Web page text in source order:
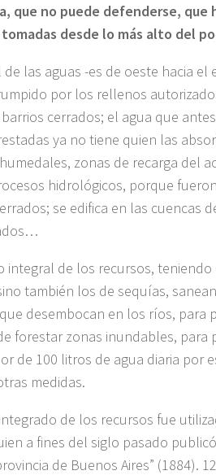
que no puede defenderse, que
desde lo más alto del
las aguas -es de oeste hacia el
por los rellenos
cerrados; el agua que
ya no tiene quien las
zonas de recarga del
hidrológicos, porque
se edifica en las cuencas
integral de los recursos,
también los de sequías,
desembocan en los ríos, para
forestar zonas inundables,
de 100 litros de agua diaria por
medidas.
de los recursos fue
a fines del siglo pasado
de Buenos Aires” (1884).